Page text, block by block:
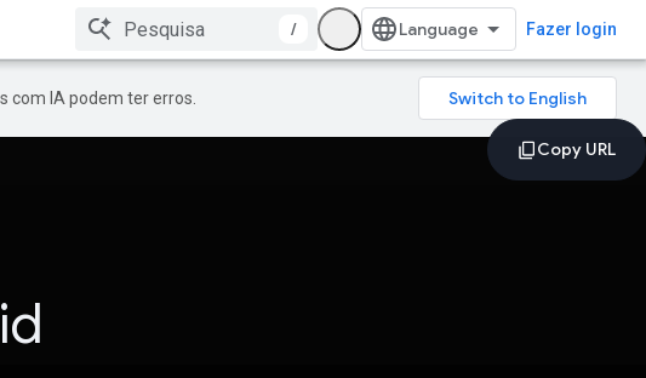
/ Fazer login
com IA podem ter erros.